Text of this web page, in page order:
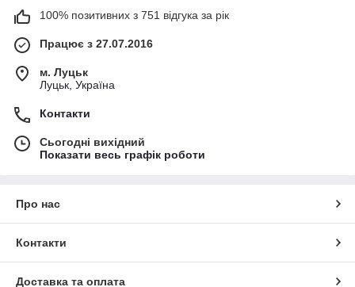
100% позитивних з 751 відгука за рік
Працює з 27.07.2016
м. Луцьк
Луцьк, Україна
Контакти
Сьогодні вихідний
Показати весь графік роботи
Про нас
Контакти
Доставка та оплата